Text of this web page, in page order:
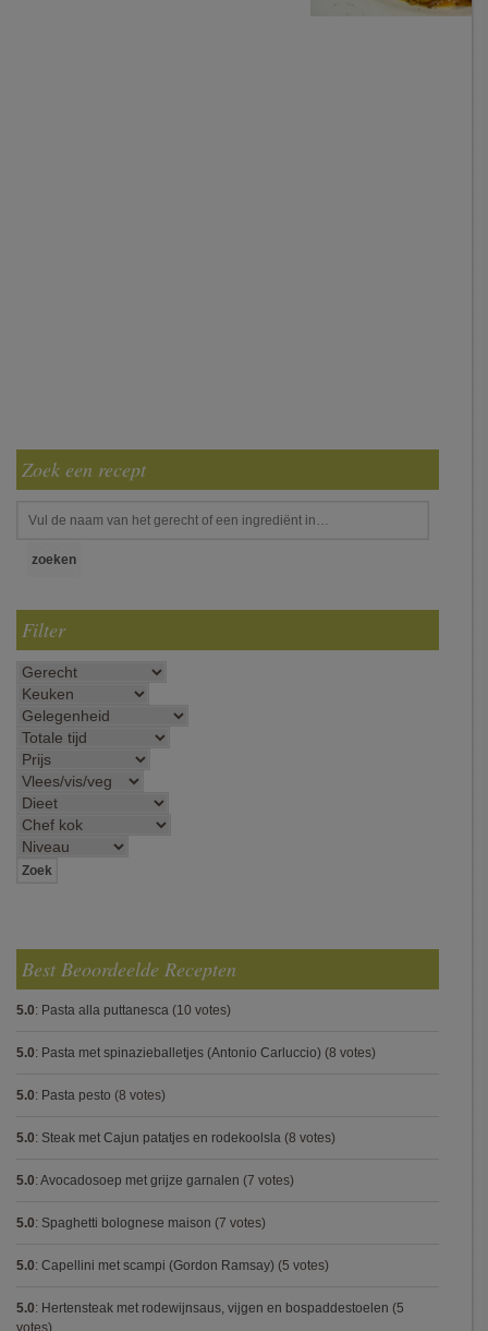
Zoek een recept
Filter
Best Beoordeelde Recepten
5.0: Pasta alla puttanesca (10 votes)
5.0: Pasta met spinazieballetjes (Antonio Carluccio) (8 votes)
5.0: Pasta pesto (8 votes)
5.0: Steak met Cajun patatjes en rodekoolsla (8 votes)
5.0: Avocadosoep met grijze garnalen (7 votes)
5.0: Spaghetti bolognese maison (7 votes)
5.0: Capellini met scampi (Gordon Ramsay) (5 votes)
5.0: Hertensteak met rodewijnsaus, vijgen en bospaddestoelen (5
votes)